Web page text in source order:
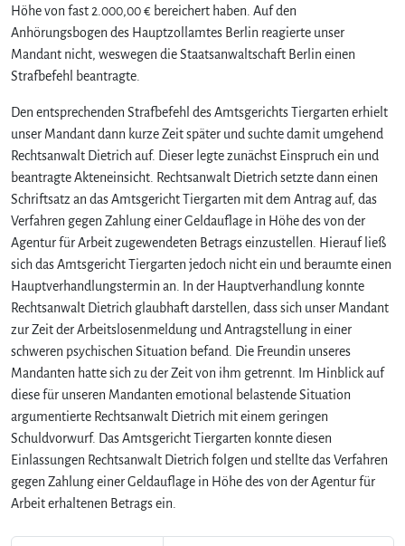
Höhe von fast 2.000,00 € bereichert haben. Auf den
Anhörungsbogen des Hauptzollamtes Berlin reagierte unser
Mandant nicht, weswegen die Staatsanwaltschaft Berlin einen
Strafbefehl beantragte.
Den entsprechenden Strafbefehl des Amtsgerichts Tiergarten erhielt
unser Mandant dann kurze Zeit später und suchte damit umgehend
Rechtsanwalt Dietrich auf. Dieser legte zunächst Einspruch ein und
beantragte Akteneinsicht. Rechtsanwalt Dietrich setzte dann einen
Schriftsatz an das Amtsgericht Tiergarten mit dem Antrag auf, das
Verfahren gegen Zahlung einer Geldauflage in Höhe des von der
Agentur für Arbeit zugewendeten Betrags einzustellen. Hierauf ließ
sich das Amtsgericht Tiergarten jedoch nicht ein und beraumte einen
Hauptverhandlungstermin an. In der Hauptverhandlung konnte
Rechtsanwalt Dietrich glaubhaft darstellen, dass sich unser Mandant
zur Zeit der Arbeitslosenmeldung und Antragstellung in einer
schweren psychischen Situation befand. Die Freundin unseres
Mandanten hatte sich zu der Zeit von ihm getrennt. Im Hinblick auf
diese für unseren Mandanten emotional belastende Situation
argumentierte Rechtsanwalt Dietrich mit einem geringen
Schuldvorwurf. Das Amtsgericht Tiergarten konnte diesen
Einlassungen Rechtsanwalt Dietrich folgen und stellte das Verfahren
gegen Zahlung einer Geldauflage in Höhe des von der Agentur für
Arbeit erhaltenen Betrags ein.